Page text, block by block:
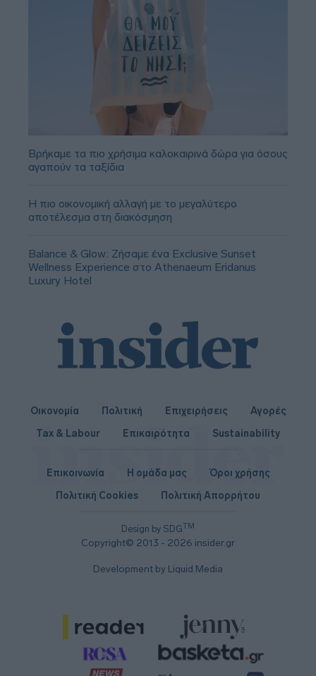
Βρήκαμε τα πιο χρήσιμα καλοκαιρινά δώρα για όσους
αγαπούν τα ταξίδια
Η πιο οικονομική αλλαγή με το μεγαλύτερο
αποτέλεσμα στη διακόσμηση
Balance & Glow: Ζήσαμε ένα Exclusive Sunset
Wellness Experience στο Athenaeum Eridanus
Luxury Hotel
Οικονομία Πολιτική Επιχειρήσεις
Αγορές
Tax & Labour
Επικαιρότητα Sustainability
Design by SDGTM
Copyright© 2013 - 2026 insider.gr
Επικοινωνία Η ομάδα μας
Όροι χρήσης
Πολιτική Cookies
Πολιτική Απορρήτου
Development by Liquid Media